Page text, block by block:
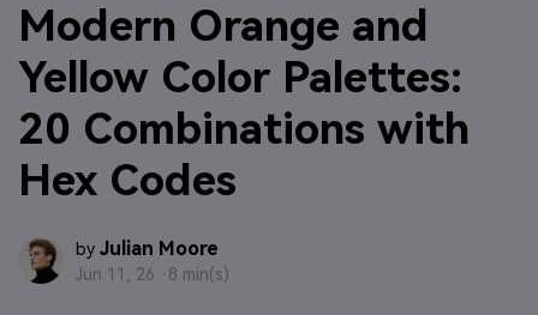
Modern Orange and
Yellow Color Palettes:
20 Combinations with
Hex Codes
by Julian Moore
Jun 11, 26 · 8 min(s)